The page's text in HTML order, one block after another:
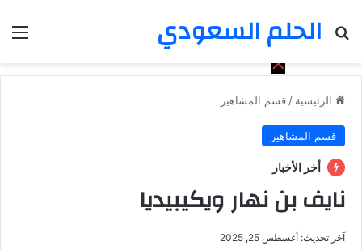
الحلم السعودي
بحث عن
الرئيسية / قسم المشاهير
قسم المشاهير
أخر الأخبار
نايف بن نهار ويكيبيديا
آخر تحديث: أغسطس 25, 2025